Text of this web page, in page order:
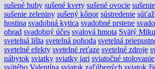
sušené huby sušené kvety sušené ovocie
sušenie zeleniny sušený kôpor sústredenie súťaž
hostina svadobná kytica svadobné prstene
obrad svadobný účes svalová hmota Svätý
svetelná lišta svetelná pohoda svetelná
svetelné efekty svetelné reťaze svetelné zdroje
nábytok sviatky sviatky jari sviatočné stolovanie